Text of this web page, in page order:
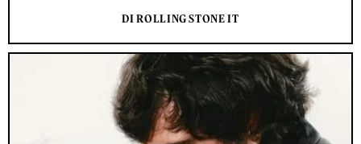
DI ROLLING STONE IT